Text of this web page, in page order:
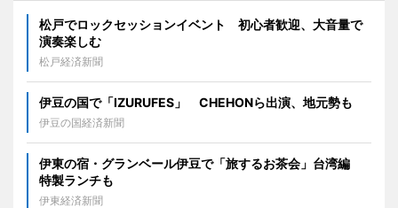
松戸でロックセッションイベント 初心者歓迎、大音量で
演奏楽しむ
松戸経済新聞
伊豆の国で「IZURUFES」 CHEHONら出演、地元勢も
伊豆の国経済新聞
伊東の宿・グランベール伊豆で「旅するお茶会」台湾編
特製ランチも
伊東経済新聞